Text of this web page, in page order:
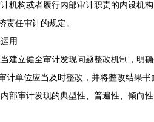
构或者履行内部审计职责的内设机构
责任审计的规定。
用
立健全审计发现问题整改机制，明确
计单位应当及时整改，并将整改结果
审计发现的典型性、普遍性、倾向性